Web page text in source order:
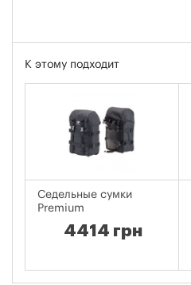
К этому подходит
Седельные сумки
Premium
4414 грн